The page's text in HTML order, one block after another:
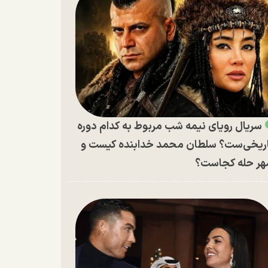
سریال رویای نیمه شب مربوط به کدام دوره
سلطان محمد خدابنده کیست و
حله کجاست؟